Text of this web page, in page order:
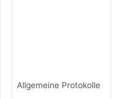
Allgemeine Protokolle